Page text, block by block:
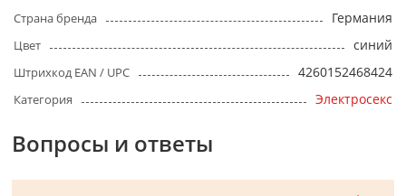
Страна бренда Германия
Цвет синий
Штрихкод EAN / UPC 4260152468424
Категория Электросекс
Вопросы и ответы